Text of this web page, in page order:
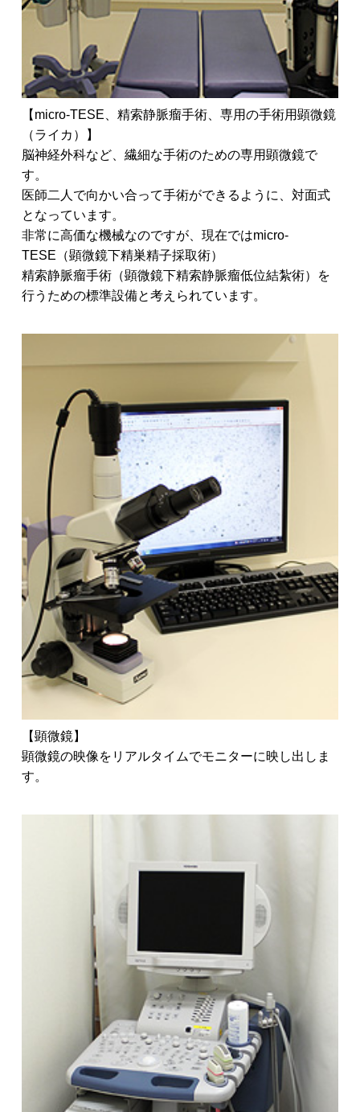
【micro-TESE、精索静脈瘤手術、専用の手術用顕微鏡
（ライカ）】
脳神経外科など、繊細な手術のための専用顕微鏡で
す。
医師二人で向かい合って手術ができるように、対面式
となっています。
非常に高価な機械なのですが、現在ではmicro-
TESE（顕微鏡下精巣精子採取術）
精索静脈瘤手術（顕微鏡下精索静脈瘤低位結紮術）を
行うための標準設備と考えられています。
【顕微鏡】
顕微鏡の映像をリアルタイムでモニターに映し出しま
す。